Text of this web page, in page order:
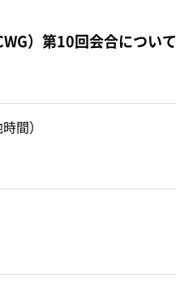
）第10回会合について
間）